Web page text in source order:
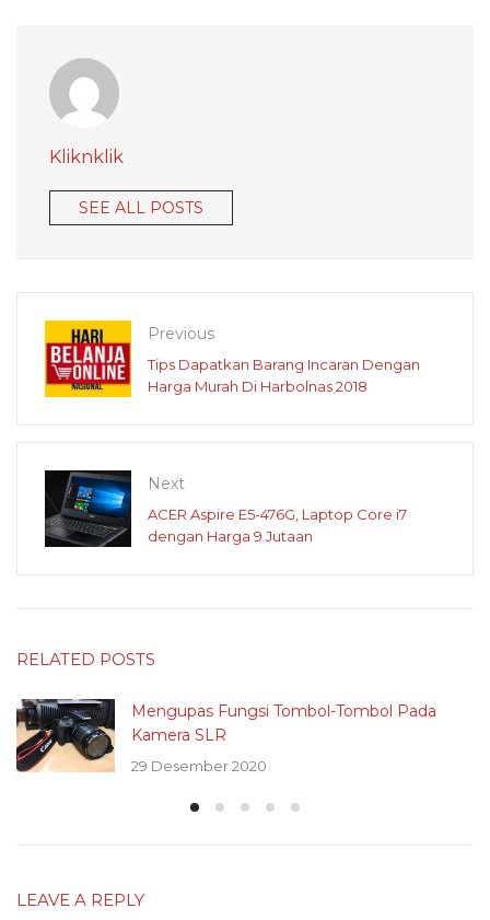
Kliknklik
SEE ALL POSTS
Previous
Tips Dapatkan Barang Incaran Dengan
Harga Murah Di Harbolnas 2018
Next
ACER Aspire E5-476G, Laptop Core i7
dengan Harga 9 Jutaan
RELATED POSTS
Mengupas Fungsi Tombol-Tombol Pada
Kamera SLR
29 Desember 2020
LEAVE A REPLY